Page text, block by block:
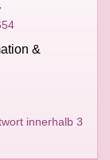
&
innerhalb 3